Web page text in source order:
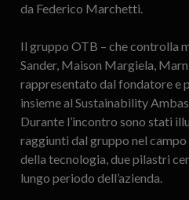
da Federico Marchetti.
Il gruppo OTB – che controlla
Sander, Maison Margiela,
rappresentato dal fondatore e
insieme al Sustainability
Durante l’incontro sono stati
raggiunti dal gruppo nel
della tecnologia, due pilastri
lungo periodo dell’azienda.